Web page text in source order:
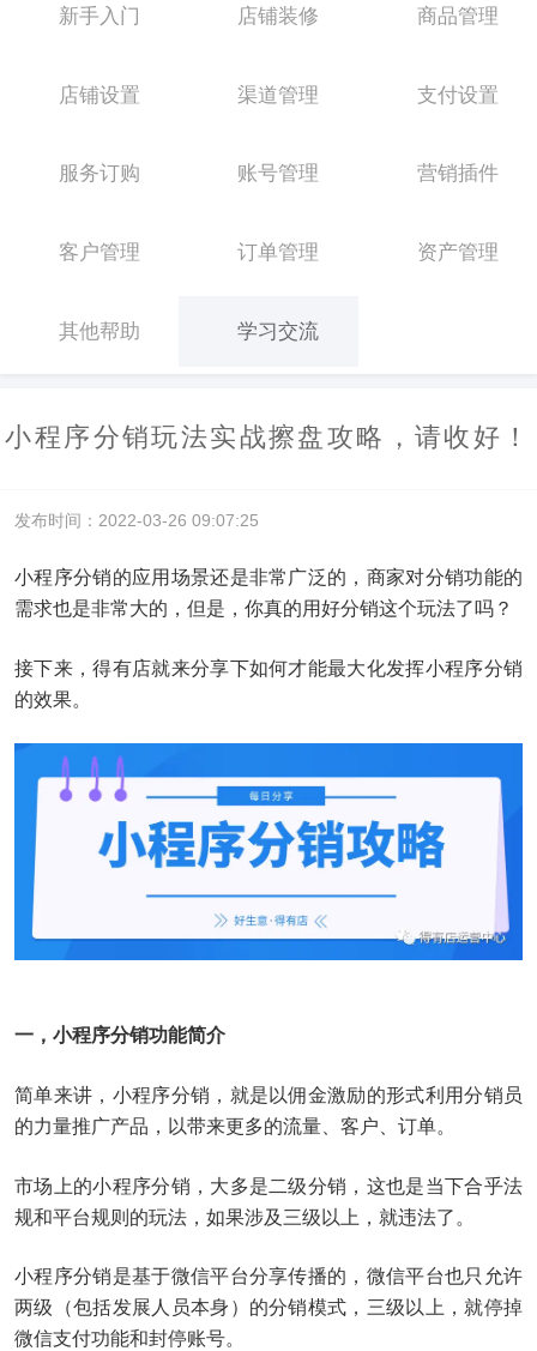
新手入门 店铺装修 商品管理
店铺设置 渠道管理 支付设置
服务订购 账号管理 营销插件
客户管理 订单管理 资产管理
其他帮助 学习交流
小程序分销玩法实战擦盘攻略，请收好！
发布时间：2022-03-26 09:07:25
小程序分销的应用场景还是非常广泛的，商家对分销功能的
需求也是非常大的，但是，你真的用好分销这个玩法了吗？
接下来，得有店就来分享下如何才能最大化发挥小程序分销
的效果。
一，小程序分销功能简介
简单来讲，小程序分销，就是以佣金激励的形式利用分销员
的力量推广产品，以带来更多的流量、客户、订单。
市场上的小程序分销，大多是二级分销，这也是当下合乎法
规和平台规则的玩法，如果涉及三级以上，就违法了。
小程序分销是基于微信平台分享传播的，微信平台也只允许
两级（包括发展人员本身）的分销模式，三级以上，就停掉
微信支付功能和封停账号。